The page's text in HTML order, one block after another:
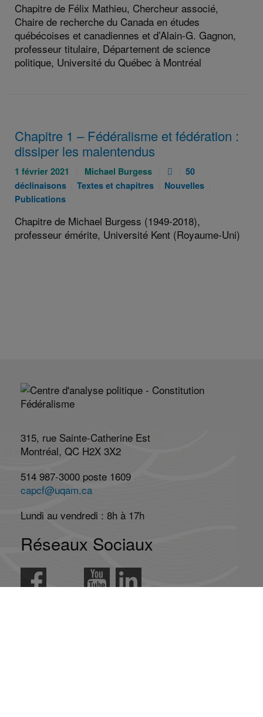
Chapitre de Félix Mathieu, Chercheur associé,
Chaire de recherche du Canada en études
québécoises et canadiennes et d’Alain-G. Gagnon,
professeur titulaire, Département de science
politique, Université du Québec à Montréal
Chapitre 1 – Fédéralisme et fédération :
dissiper les malentendus
Publié
le
:
1 février 2021
Auteurs
:
Michael Burgess
Pièce
jointe
Catégories
:
50
déclinaisons
Catégories
Textes et chapitres
Catégories
Nouvelles
Publications
Chapitre de Michael Burgess (1949-2018),
professeur émérite, Université Kent (Royaume-Uni)
315, rue Sainte-Catherine Est
Montréal, QC H2X 3X2
514 987-3000 poste 1609
capcf@uqam.ca
Lundi au vendredi : 8h à 17h
Réseaux Sociaux